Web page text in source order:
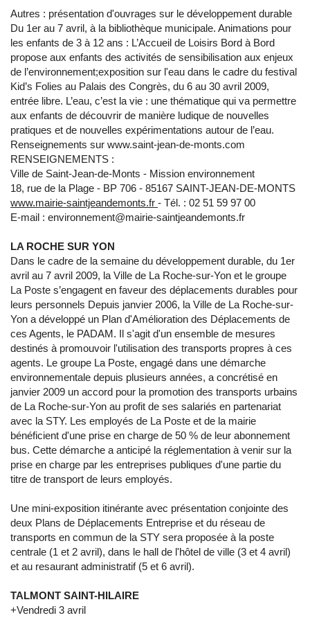
Autres : présentation d'ouvrages sur le développement durable
Du 1er au 7 avril, à la bibliothèque municipale. Animations pour
les enfants de 3 à 12 ans : L’Accueil de Loisirs Bord à Bord
propose aux enfants des activités de sensibilisation aux enjeux
de l’environnement;exposition sur l'eau dans le cadre du festival
Kid’s Folies au Palais des Congrès, du 6 au 30 avril 2009,
entrée libre. L’eau, c’est la vie : une thématique qui va permettre
aux enfants de découvrir de manière ludique de nouvelles
pratiques et de nouvelles expérimentations autour de l’eau.
Renseignements sur www.saint-jean-de-monts.com
RENSEIGNEMENTS :
Ville de Saint-Jean-de-Monts - Mission environnement
18, rue de la Plage - BP 706 - 85167 SAINT-JEAN-DE-MONTS
www.mairie-saintjeandemonts.fr - Tél. : 02 51 59 97 00
E-mail : environnement@mairie-saintjeandemonts.fr
LA ROCHE SUR YON
Dans le cadre de la semaine du développement durable, du 1er
avril au 7 avril 2009, la Ville de La Roche-sur-Yon et le groupe
La Poste s’engagent en faveur des déplacements durables pour
leurs personnels Depuis janvier 2006, la Ville de La Roche-sur-
Yon a développé un Plan d'Amélioration des Déplacements de
ces Agents, le PADAM. Il s'agit d'un ensemble de mesures
destinés à promouvoir l'utilisation des transports propres à ces
agents. Le groupe La Poste, engagé dans une démarche
environnementale depuis plusieurs années, a concrétisé en
janvier 2009 un accord pour la promotion des transports urbains
de La Roche-sur-Yon au profit de ses salariés en partenariat
avec la STY. Les employés de La Poste et de la mairie
bénéficient d'une prise en charge de 50 % de leur abonnement
bus. Cette démarche a anticipé la réglementation à venir sur la
prise en charge par les entreprises publiques d'une partie du
titre de transport de leurs employés.
Une mini-exposition itinérante avec présentation conjointe des
deux Plans de Déplacements Entreprise et du réseau de
transports en commun de la STY sera proposée à la poste
centrale (1 et 2 avril), dans le hall de l'hôtel de ville (3 et 4 avril)
et au resaurant administratif (5 et 6 avril).
TALMONT SAINT-HILAIRE
+Vendredi 3 avril